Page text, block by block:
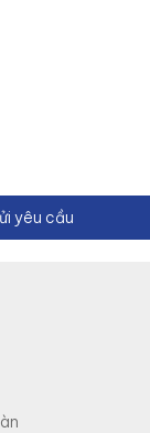
yêu cầu